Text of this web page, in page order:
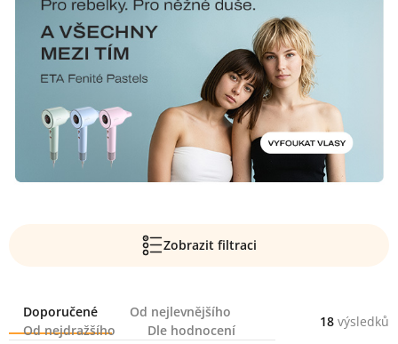
Zobrazit filtraci
Řazení
Doporučené
Od nejlevnějšího
Od nejdražšího
Dle hodnocení
18 výsledků